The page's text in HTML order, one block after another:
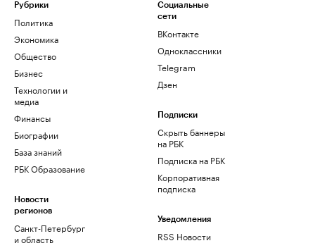
Рубрики
Политика
Экономика
Общество
Бизнес
Технологии и
медиа
Финансы
Биографии
База знаний
РБК Образование
Новости
регионов
Санкт-Петербург
и область
Социальные
сети
ВКонтакте
Одноклассники
Telegram
Дзен
Подписки
Скрыть баннеры
на РБК
Подписка на РБК
Корпоративная
подписка
Уведомления
RSS Новости